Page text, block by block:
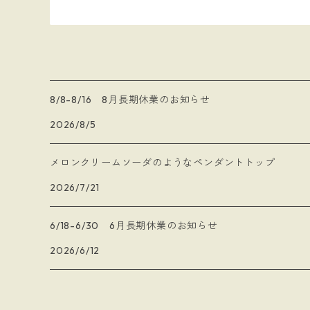
8/8-8/16 8月長期休業のお知らせ
2026/8/5
メロンクリームソーダのようなペンダントトップ
2026/7/21
6/18-6/30 6月長期休業のお知らせ
2026/6/12